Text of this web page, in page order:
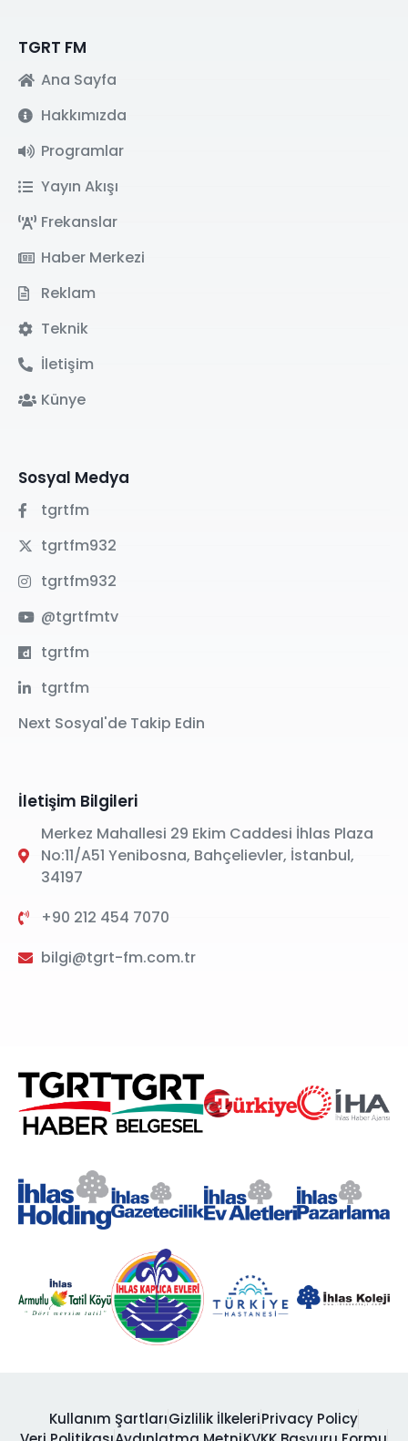
TGRT FM
Ana Sayfa
Hakkımızda
Programlar
Yayın Akışı
Frekanslar
Haber Merkezi
Reklam
Teknik
İletişim
Künye
Sosyal Medya
tgrtfm
tgrtfm932
tgrtfm932
@tgrtfmtv
tgrtfm
tgrtfm
Next Sosyal'de Takip Edin
İletişim Bilgileri
Merkez Mahallesi 29 Ekim Caddesi İhlas Plaza
No:11/A51 Yenibosna, Bahçelievler, İstanbul,
34197
+90 212 454 7070
bilgi@tgrt-fm.com.tr
Kullanım ŞartlarıGizlilik İlkeleriPrivacy Policy